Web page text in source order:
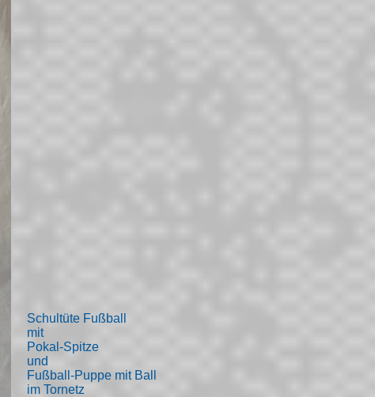
Schultüte Fußball
mit
Pokal-Spitze
und
Fußball-Puppe mit Ball
im Tornetz